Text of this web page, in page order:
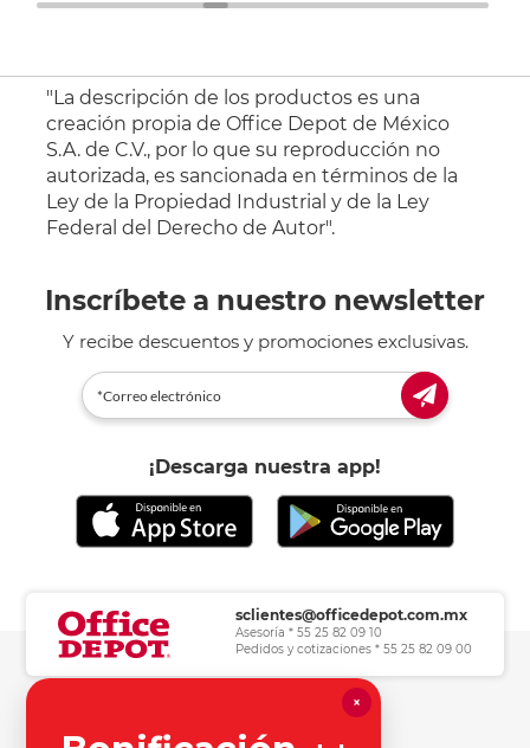
"La descripción de los productos es una
creación propia de Office Depot de México
S.A. de C.V., por lo que su reproducción no
autorizada, es sancionada en términos de la
Ley de la Propiedad Industrial y de la Ley
Federal del Derecho de Autor".
Inscríbete a nuestro newsletter
Y recibe descuentos y promociones exclusivas.
¡Descarga nuestra app!
sclientes@officedepot.com.mx
Asesoría * 55 25 82 09 10
Pedidos y cotizaciones * 55 25 82 09 00
Herramientas de consulta
×